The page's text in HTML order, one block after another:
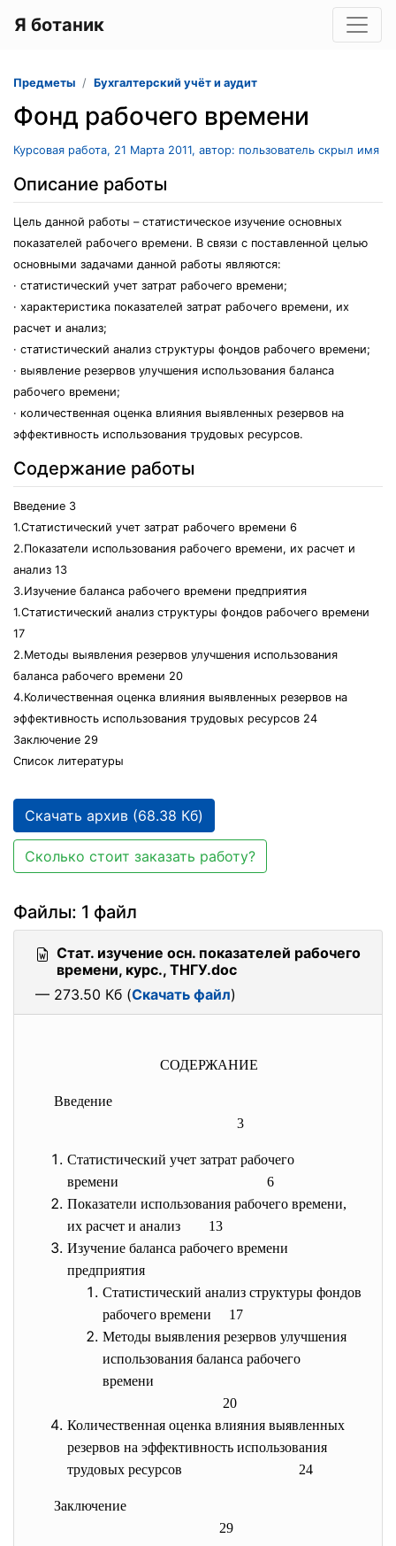
Я ботаник
Предметы Бухгалтерский учёт и аудит
Фонд рабочего времени
Курсовая работа, 21 Марта 2011, автор: пользователь скрыл имя
Описание работы
Цель данной работы – статистическое изучение основных
показателей рабочего времени. В связи с поставленной целью
основными задачами данной работы являются:
· статистический учет затрат рабочего времени;
· характеристика показателей затрат рабочего времени, их
расчет и анализ;
· статистический анализ структуры фондов рабочего времени;
· выявление резервов улучшения использования баланса
рабочего времени;
· количественная оценка влияния выявленных резервов на
эффективность использования трудовых ресурсов.
Содержание работы
Введение 3
1.Статистический учет затрат рабочего времени 6
2.Показатели использования рабочего времени, их расчет и
анализ 13
3.Изучение баланса рабочего времени предприятия
1.Статистический анализ структуры фондов рабочего времени
17
2.Методы выявления резервов улучшения использования
баланса рабочего времени 20
4.Количественная оценка влияния выявленных резервов на
эффективность использования трудовых ресурсов 24
Заключение 29
Список литературы
Скачать архив (68.38 Кб)
Сколько стоит заказать работу?
Файлы: 1 файл
Стат. изучение осн. показателей рабочего
времени, курс., ТНГУ.doc
— 273.50 Кб (Скачать файл)
СОДЕРЖАНИЕ
Введение
3
Статистический учет затрат рабочего
времени
6
Показатели использования рабочего времени,
их расчет и анализ 13
Изучение баланса рабочего времени
предприятия
Статистический анализ структуры фондов
рабочего времени 17
Методы выявления резервов улучшения
использования баланса рабочего
времени
20
Количественная оценка влияния выявленных
резервов на эффективность использования
трудовых ресурсов
24
Заключение
29